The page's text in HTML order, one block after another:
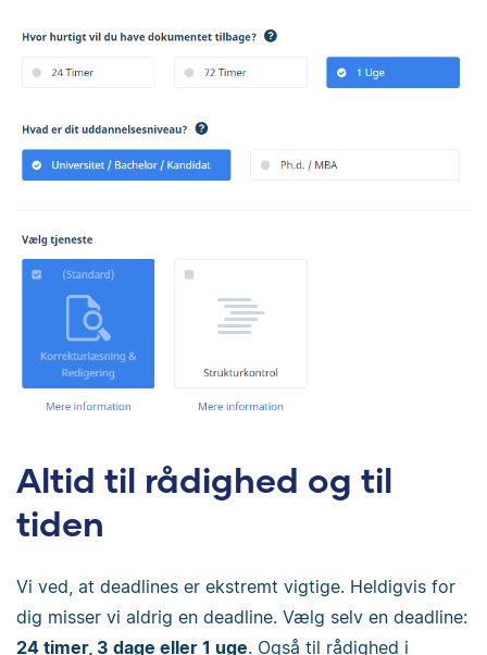
Altid til rådighed og til
tiden
Vi ved, at deadlines er ekstremt vigtige. Heldigvis for
dig misser vi aldrig en deadline. Vælg selv en deadline:
24 timer, 3 dage eller 1 uge. Også til rådighed i